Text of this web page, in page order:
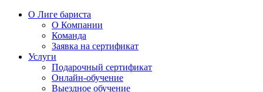
О Лиге бариста
О Компании
Команда
Заявка на сертификат
Услуги
Подарочный сертификат
Онлайн-обучение
Выездное обучение